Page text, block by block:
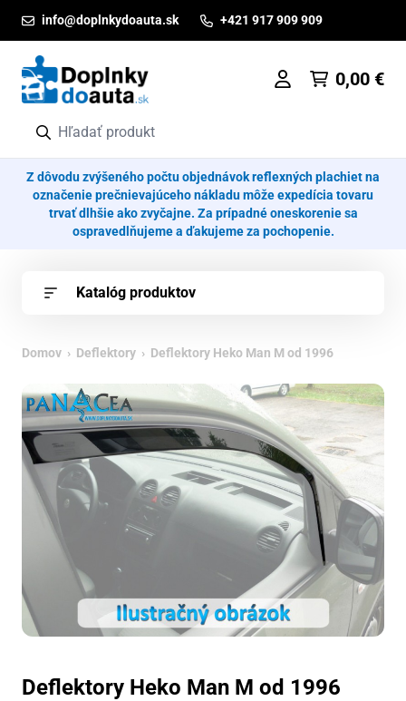
info@doplnkydoauta.sk +421 917 909 909
0,00 €
Z dôvodu zvýšeného počtu objednávok reflexných plachiet na
označenie prečnievajúceho nákladu môže expedícia tovaru
trvať dlhšie ako zvyčajne. Za prípadné oneskorenie sa
ospravedlňujeme a ďakujeme za pochopenie.
Katalóg produktov
Domov › Deflektory › Deflektory Heko Man M od 1996
Deflektory Heko Man M od 1996